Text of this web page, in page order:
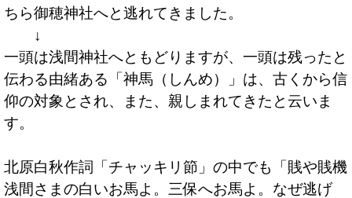
ちら御穂神社へと逃れてきました。
↓
一頭は浅間神社へともどりますが、一頭は残ったと
伝わる由緒ある「神馬（しんめ）」は、古くから信
仰の対象とされ、また、親しまれてきたと云いま
す。
北原白秋作詞「チャッキリ節」の中でも「賎や賎機
浅間さまの白いお馬よ。三保へお馬よ。なぜ逃げ